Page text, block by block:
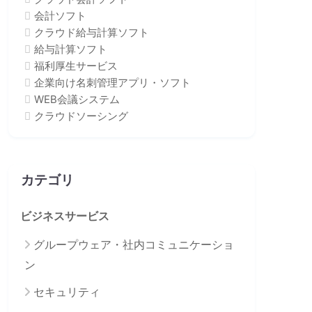
会計ソフト
クラウド給与計算ソフト
給与計算ソフト
福利厚生サービス
企業向け名刺管理アプリ・ソフト
WEB会議システム
クラウドソーシング
カテゴリ
ビジネスサービス
グループウェア・社内コミュニケーショ
ン
セキュリティ